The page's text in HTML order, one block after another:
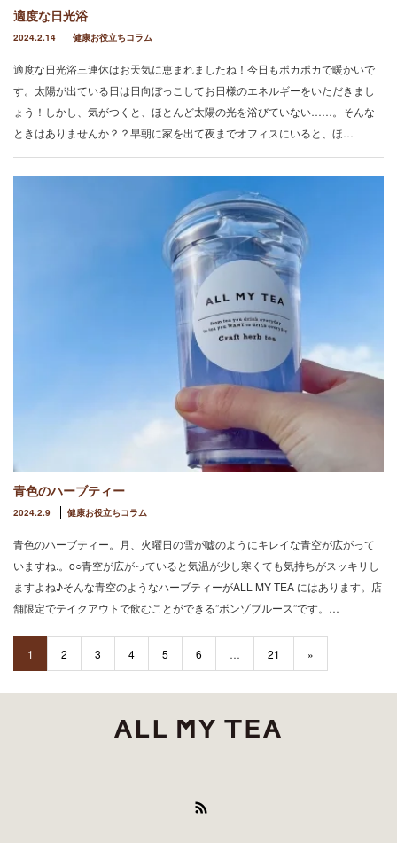
適度な日光浴
2024.2.14 健康お役立ちコラム
適度な日光浴三連休はお天気に恵まれましたね！今日もポカポカで暖かいで
す。太陽が出ている日は日向ぼっこしてお日様のエネルギーをいただきまし
ょう！しかし、気がつくと、ほとんど太陽の光を浴びていない……。そんな
ときはありませんか？？早朝に家を出て夜までオフィスにいると、ほ…
青色のハーブティー
2024.2.9 健康お役立ちコラム
青色のハーブティー。月、火曜日の雪が嘘のようにキレイな青空が広がって
いますね.。o○青空が広がっていると気温が少し寒くても気持ちがスッキリし
ますよね♪そんな青空のようなハーブティーがALL MY TEA にはあります。店
舗限定でテイクアウトで飲むことができる”ボンゾブルース”です。…
1 2 3 4 5 6 … 21 »